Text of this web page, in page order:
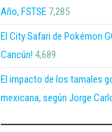
Año, FSTSE 7,285
El City Safari de Pokémon
Cancún! 4,689
El impacto de los tamales
mexicana, según Jorge